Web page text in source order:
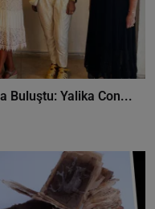
Buluştu: Yalika Con...